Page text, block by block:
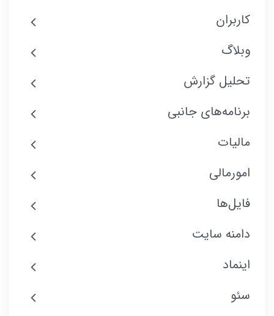
کاربران
وبلاگ
تحلیل گزارش
برنامه‌های جانبی
مالیات
امورمالی
فایل‌ها
دامنه سایت
اینماد
سئو